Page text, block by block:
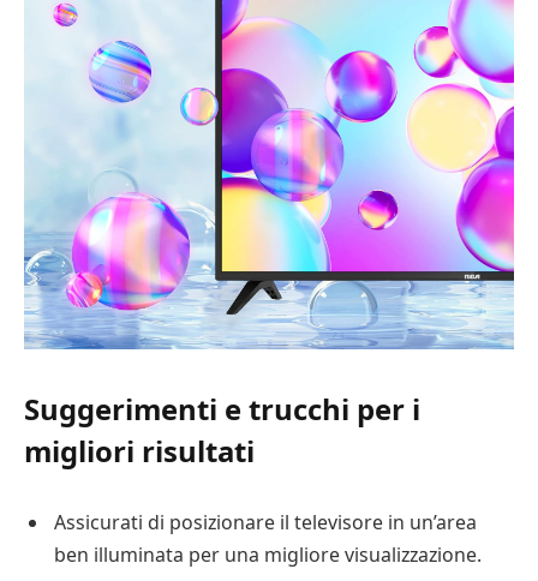
Suggerimenti e trucchi per i
migliori risultati
Assicurati di posizionare il televisore in un’area
ben illuminata per una migliore visualizzazione.